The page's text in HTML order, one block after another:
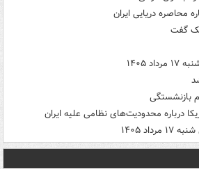
محاصره دریایی ایران
گفت
۱۴۰۵
بازنشستگی
درباره محدودیت‌های نظامی علیه ایران
۱۴۰۵